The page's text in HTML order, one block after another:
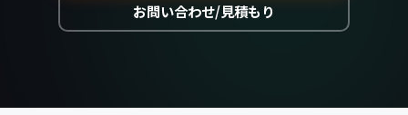
お問い合わせ/見積もり